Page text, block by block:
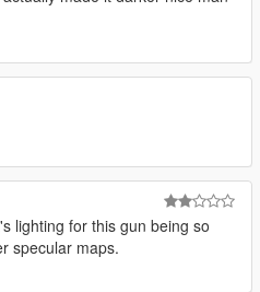
lighting for this gun being so
specular maps.